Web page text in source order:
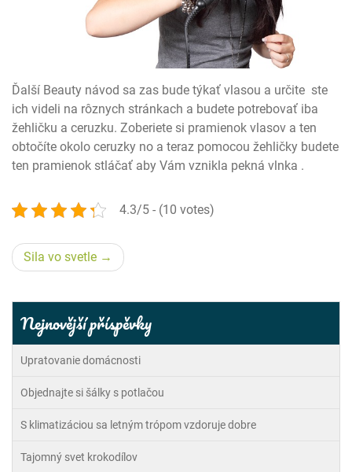
Ďalší Beauty návod sa zas bude týkať vlasou a určite ste
ich videli na rôznych stránkach a budete potrebovať iba
žehličku a ceruzku. Zoberiete si pramienok vlasov a ten
obtočíte okolo ceruzky no a teraz pomocou žehličky budete
ten pramienok stláčať aby Vám vznikla pekná vlnka .
4.3/5 - (10 votes)
Navigace
příspěvek
Sila vo svetle
Nejnovější příspěvky
Upratovanie domácnosti
Objednajte si šálky s potlačou
S klimatizáciou sa letným trópom vzdoruje dobre
Tajomný svet krokodílov